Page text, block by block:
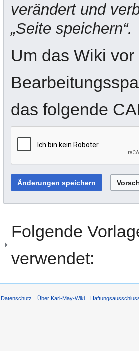
verändert und
„Seite speichern“.
Um das Wiki
das folgende
Folgende
verwendet:
Datenschutz Über Karl-May-Wiki